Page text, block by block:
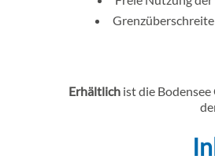
Erhältlich ist die